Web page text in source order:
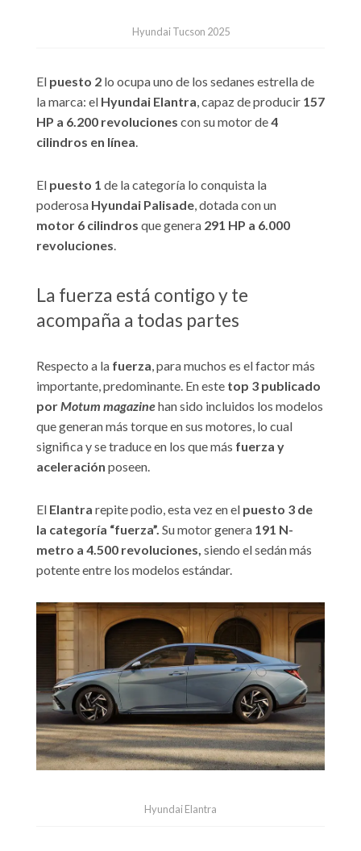
Hyundai Tucson 2025
El puesto 2 lo ocupa uno de los sedanes estrella de
la marca: el Hyundai Elantra, capaz de producir 157
HP a 6.200 revoluciones con su motor de4
cilindros en línea.
El puesto 1 de la categoría lo conquista la
poderosa Hyundai Palisade, dotada con un
motor 6 cilindros que genera 291 HP a 6.000
revoluciones.
La fuerza está contigo y te
acompaña a todas partes
Respecto a la fuerza, para muchos es el factor más
importante, predominante. En este top 3 publicado
porMotum magazinehan sido incluidos los modelos
que generan más torque en sus motores, lo cual
significa y se traduce en los que más fuerza y
aceleración poseen.
El Elantra repite podio, esta vez en el puesto 3 de
la categoría “fuerza”. Su motor genera 191 N-
metro a 4.500 revoluciones, siendo el sedán más
potente entre los modelos estándar.
Hyundai Elantra